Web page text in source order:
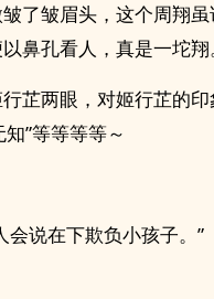
了皱眉头，这个周翔
鼻孔看人，真是一坨翔
芷两眼，对姬行芷的印
知”等等等等～
会说在下欺负小孩子。”